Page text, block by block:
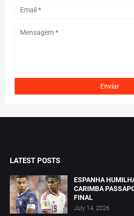
LATEST POSTS
ESPANHA
CARIMBA
FINAL
July 14, 2026